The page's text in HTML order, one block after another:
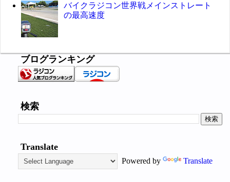
バイクラジコン世界戦メインストレート
の最高速度
ブログランキング
検索
Translate
Powered by Translate